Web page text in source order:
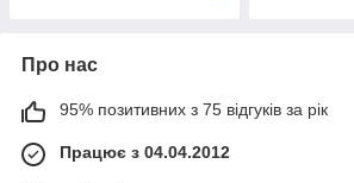
Про нас
95% позитивних з 75 відгуків за рік
Працює з 04.04.2012